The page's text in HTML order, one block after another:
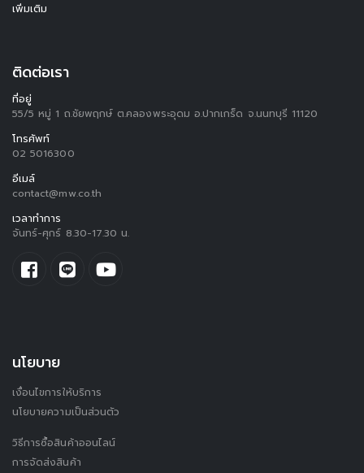
เพิ่มเติม
ติดต่อเรา
ที่อยู่
55/5 หมู่ 1 ถ.ชัยพฤกษ์ ต.คลองพระอุดม อ.ปากเกร็ด จ.นนทบุรี 11120
โทรศัพท์
02 5016300
อีเมล์
contact@mw.co.th
เวลาทำการ
จันทร์-ศุกร์ 8.30-17.30 น.
นโยบาย
เงื่อนไขการให้บริการ
นโยบายความเป็นส่วนตัว
วิธีการซื้อสินค้าออนไลน์
การจัดส่งสินค้า